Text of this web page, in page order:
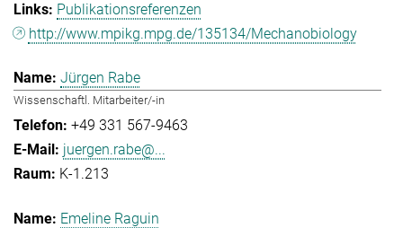
Publikationsreferenzen
http://www.mpikg.mpg.de/135134/Mechanobiology
Jürgen Rabe
Wissenschaftl. Mitarbeiter/-in
+49 331 567-9463
juergen.rabe@...
K-1.213
Emeline Raguin